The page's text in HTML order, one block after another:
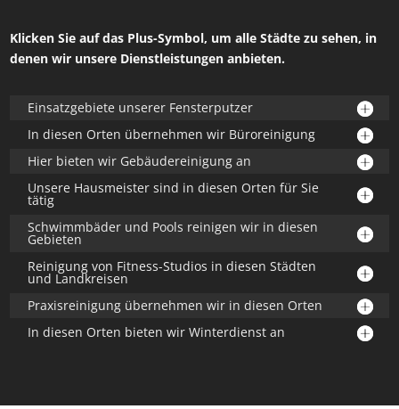
Klicken Sie auf das Plus-Symbol, um alle Städte zu sehen, in
denen wir unsere Dienstleistungen anbieten.
Einsatzgebiete unserer Fensterputzer
In diesen Orten übernehmen wir Büroreinigung
Hier bieten wir Gebäudereinigung an
Unsere Hausmeister sind in diesen Orten für Sie
tätig
Schwimmbäder und Pools reinigen wir in diesen
Gebieten
Reinigung von Fitness-Studios in diesen Städten
und Landkreisen
Praxisreinigung übernehmen wir in diesen Orten
In diesen Orten bieten wir Winterdienst an